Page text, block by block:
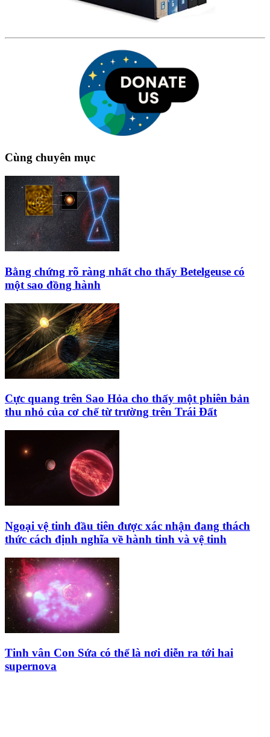
Cùng chuyên mục
Bằng chứng rõ ràng nhất cho thấy Betelgeuse có
một sao đồng hành
Cực quang trên Sao Hỏa cho thấy một phiên bản
thu nhỏ của cơ chế từ trường trên Trái Đất
Ngoại vệ tinh đầu tiên được xác nhận đang thách
thức cách định nghĩa về hành tinh và vệ tinh
Tinh vân Con Sứa có thể là nơi diễn ra tới hai
supernova